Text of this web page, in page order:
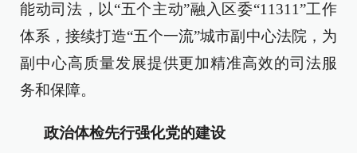
能动司法，以“五个主动”融入区委“11311”工作
体系，接续打造“五个一流”城市副中心法院，为
副中心高质量发展提供更加精准高效的司法服
务和保障。
政治体检先行强化党的建设